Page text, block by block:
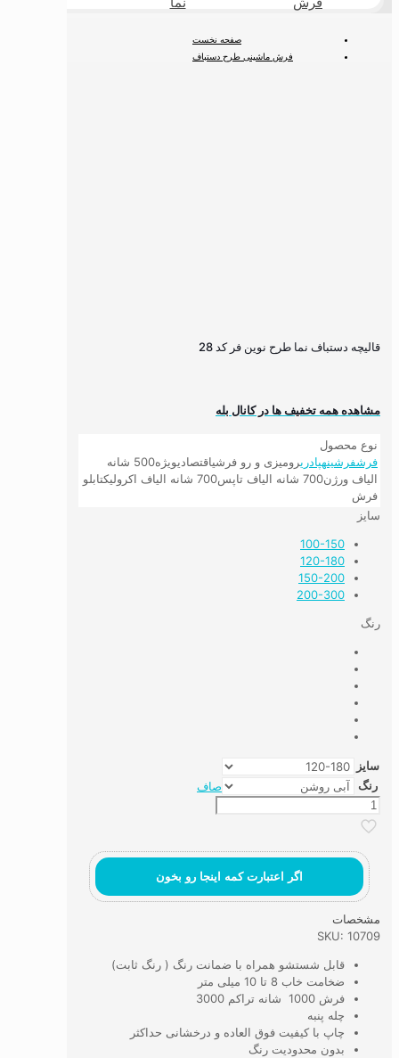
صفحه نخست
فرش ماشینی طرح دستباف
قالیچه دستباف نما طرح نوین فر کد 28
مشاهده همه تخفیف ها در کانال بله
نوع محصول
فرشفرشینهپادریرومیزی و رو فرشیاقتصادیویژه
500 شانه
الیاف ورژن700 شانه الیاف تاپس 700 شانه الیاف اکرولیک
تابلو
فرش
سایز
100-150
120-180
150-200
200-300
رنگ
سایز
رنگ
صاف
قالیچه
دستباف
نما
طرح
نوین
28
عدد
اگر اعتبارت کمه اینجا رو بخون
مشخصات
SKU: 10709
قابل شستشو همراه با ضمانت رنگ ( رنگ ثابت)
ضخامت خاب 8 تا 10 میلی متر
فرش 1000 شانه تراکم 3000
چله پنبه
چاپ با کیفیت فوق العاده و درخشانی حداکثر
بدون محدودیت رنگ